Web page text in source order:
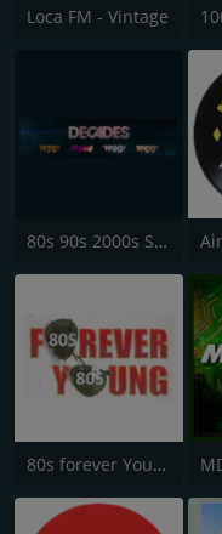
Loca FM - Vintage
80s 90s 2000s Super Hits UK
80s forever Young